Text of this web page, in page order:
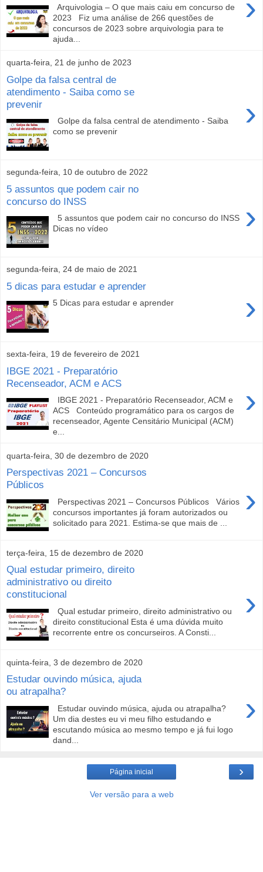
Arquivologia – O que mais caiu em concurso de
2023 Fiz uma análise de 266 questões de
concursos de 2023 sobre arquivologia para te
ajuda...
quarta-feira, 21 de junho de 2023
Golpe da falsa central de
atendimento - Saiba como se
prevenir
›
Golpe da falsa central de atendimento - Saiba
como se prevenir
segunda-feira, 10 de outubro de 2022
5 assuntos que podem cair no
concurso do INSS
›
5 assuntos que podem cair no concurso do INSS
Dicas no vídeo
segunda-feira, 24 de maio de 2021
5 dicas para estudar e aprender
›
5 Dicas para estudar e aprender
sexta-feira, 19 de fevereiro de 2021
IBGE 2021 - Preparatório
Recenseador, ACM e ACS
›
IBGE 2021 - Preparatório Recenseador, ACM e
ACS Conteúdo programático para os cargos de
recenseador, Agente Censitário Municipal (ACM)
e...
quarta-feira, 30 de dezembro de 2020
Perspectivas 2021 – Concursos
Públicos
›
Perspectivas 2021 – Concursos Públicos Vários
concursos importantes já foram autorizados ou
solicitado para 2021. Estima-se que mais de ...
terça-feira, 15 de dezembro de 2020
Qual estudar primeiro, direito
administrativo ou direito
constitucional
›
Qual estudar primeiro, direito administrativo ou
direito constitucional Esta é uma dúvida muito
recorrente entre os concurseiros. A Consti...
quinta-feira, 3 de dezembro de 2020
Estudar ouvindo música, ajuda
ou atrapalha?
›
Estudar ouvindo música, ajuda ou atrapalha?
Um dia destes eu vi meu filho estudando e
escutando música ao mesmo tempo e já fui logo
dand...
›
Página inicial
Ver versão para a web